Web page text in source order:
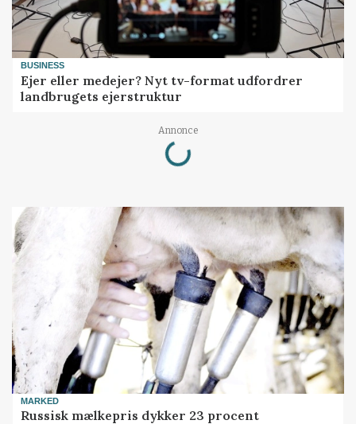
BUSINESS
Ejer eller medejer? Nyt tv-format udfordrer
landbrugets ejerstruktur
Annonce
Loading...
MARKED
Russisk mælkepris dykker 23 procent